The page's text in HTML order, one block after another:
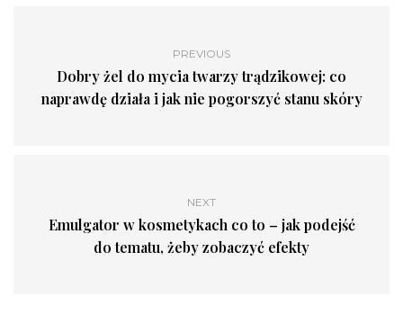
PREVIOUS
Dobry żel do mycia twarzy trądzikowej: co
naprawdę działa i jak nie pogorszyć stanu skóry
NEXT
Emulgator w kosmetykach co to – jak podejść
do tematu, żeby zobaczyć efekty